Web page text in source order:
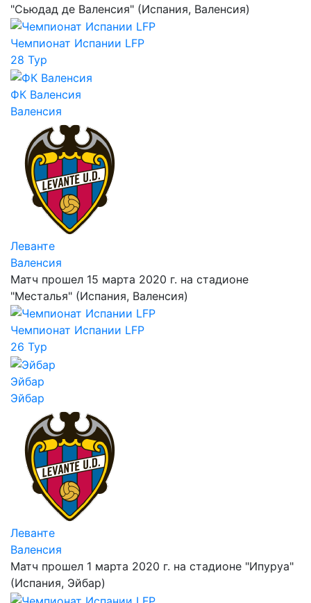
"Сьюдад де Валенсия" (Испания, Валенсия)
Чемпионат Испании LFP
28 Тур
ФК Валенсия
Валенсия
Леванте
Валенсия
Матч прошел 15 марта 2020 г. на стадионе
"Месталья" (Испания, Валенсия)
Чемпионат Испании LFP
26 Тур
Эйбар
Эйбар
Леванте
Валенсия
Матч прошел 1 марта 2020 г. на стадионе "Ипуруа"
(Испания, Эйбар)